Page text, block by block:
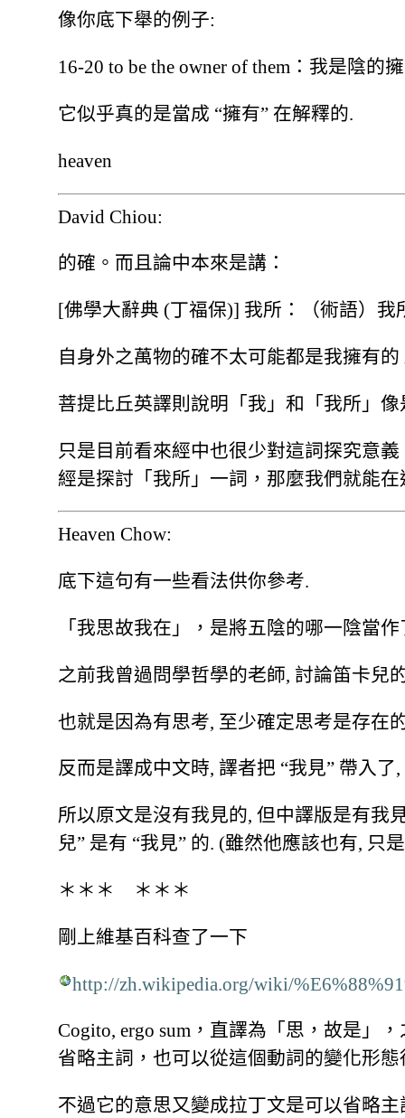
像你底下舉的例子:
16-20 to be the owner of them：我是陰的
它似乎真的是當成 “擁有” 在解釋的.
heaven
David Chiou:
的確。而且論中本來是講：
[佛學大辭典 (丁福保)] 我所：（術語）
自身外之萬物的確不太可能都是我擁有
菩提比丘英譯則說明「我」和「我所」
只是目前看來經中也很少對這詞探究意
經是探討「我所」一詞，那麼我們就能
Heaven Chow:
底下這句有一些看法供你參考.
「我思故我在」，是將五陰的哪一陰當
之前我曾過問學哲學的老師, 討論笛卡兒
也就是因為有思考, 至少確定思考是存在
反而是譯成中文時, 譯者把 “我見” 帶入了
所以原文是沒有我見的, 但中譯版是有我
兒” 是有 “我見” 的. (雖然他應該也有, 只
＊＊＊ ＊＊＊
剛上維基百科查了一下
http://zh.wikipedia.org/wiki/
Cogito, ergo sum，直譯為「思，故是」
省略主詞，也可以從這個動詞的變化形
不過它的意思又變成拉丁文是可以省略